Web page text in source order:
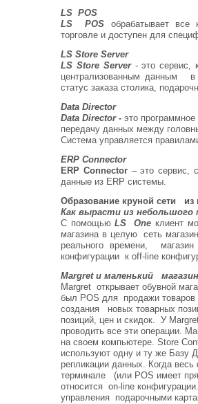
LS POS
LS POS обрабатывает все
торговле и доступен для
LS Store Server
LS Store Server- это сервис,
централизованным данным в
статус заказа столика,
Data Director
Data Director - это программное
передачу данных между
Система управляется
ERP Connector
ERP Connector– это сервис,
данные из ERP системы.
Образование круной сети из
Как вырасти из небольшого
С помощьюLS One клиент
магазина в целую сеть
реального времени,
конфигурации к off-line
Margret и маленький
Margret открывает обувной
был POS для продажи
создания новых товарных
позиций, цен и скидок. У
проводить все эти операции.
на своем компьютере. Store
используют одну и ту же Базу
репликации данных. Когда
терминале (или POS имеет
относится on-line
управления подарочными